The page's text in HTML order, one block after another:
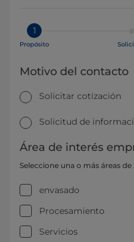
1
Propósito
Motivo del contacto
Solicitar cotización
Solicitud de
Área de interés
Seleccione una o más áreas
envasado
Procesamiento
Servicios